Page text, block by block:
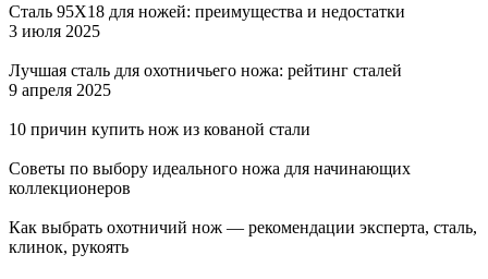
Сталь 95Х18 для ножей: преимущества и недостатки
3 июля 2025
Лучшая сталь для охотничьего ножа: рейтинг сталей
9 апреля 2025
10 причин купить нож из кованой стали
Советы по выбору идеального ножа для начинающих
коллекционеров
Как выбрать охотничий нож — рекомендации эксперта, сталь,
клинок, рукоять